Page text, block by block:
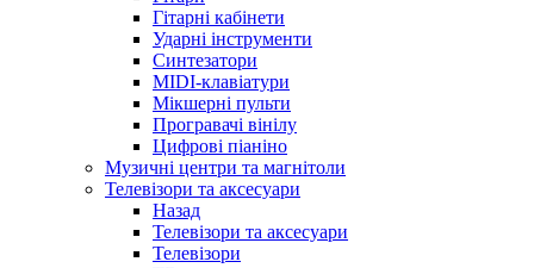
Гітарні кабінети
Ударні інструменти
Синтезатори
MIDI-клавіатури
Мікшерні пульти
Програвачі вінілу
Цифрові піаніно
Музичні центри та магнітоли
Телевізори та аксесуари
Назад
Телевізори та аксесуари
Телевізори